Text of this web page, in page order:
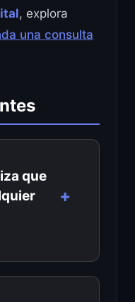
, explora
una consulta
que